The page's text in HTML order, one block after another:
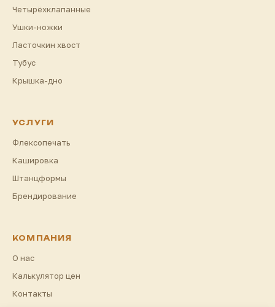
Четырёхклапанные
Ушки-ножки
Ласточкин хвост
Тубус
Крышка-дно
УСЛУГИ
Флексопечать
Кашировка
Штанцформы
Брендирование
КОМПАНИЯ
О нас
Калькулятор цен
Контакты